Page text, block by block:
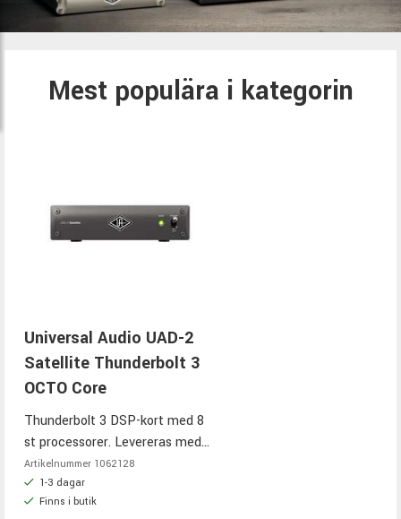
Mest populära i kategorin
Universal Audio UAD-2
Satellite Thunderbolt 3
OCTO Core
Thunderbolt 3 DSP-kort med 8
st processorer. Levereras med
"Analog Classics Plus Bundle"
plug-in bundle.
Artikelnummer 1062128
1-3 dagar
Finns i butik